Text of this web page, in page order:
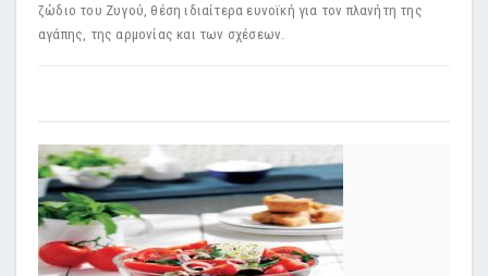
ζώδιο του Ζυγού, θέση ιδιαίτερα ευνοϊκή για τον πλανήτη της
αγάπης, της αρμονίας και των σχέσεων.